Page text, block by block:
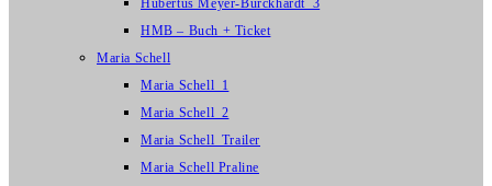
Hubertus Meyer-Burckhardt_3
HMB – Buch + Ticket
Maria Schell
Maria Schell_1
Maria Schell_2
Maria Schell_Trailer
Maria Schell Praline